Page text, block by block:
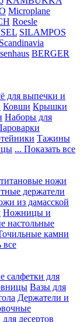
Microplane
Roesle
SILAMPOS
BERGER
для выпечки и
Ковши Крышки
Наборы для
Тажины
... Показать все
ножи
держатели
из дамасской
Ножницы и
настольные
камни
все
салфетки для
Вазы для
Держатели и
десертов